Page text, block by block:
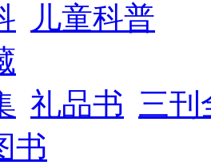
儿童科普
礼品书 三刊
书